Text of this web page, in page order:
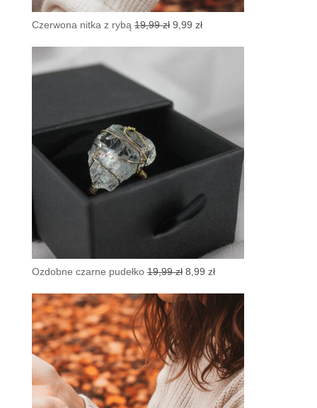
Czerwona nitka z rybą 19,99zł Pierwotna
9,99 złAktualna
Ozdobne czarne pudełko 19,99zł Pierwotna
wynosiła:
19,99 zł.
8,99 złAktualna
wynosi:
8,99 zł.